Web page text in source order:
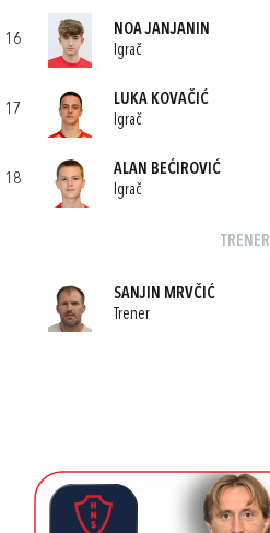
16
NOA JANJANIN
Igrač
17
LUKA KOVAČIĆ
Igrač
18
ALAN BEĆIROVIĆ
Igrač
TRENER
SANJIN MRVČIĆ
Trener